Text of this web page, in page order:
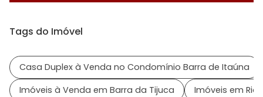
Tags do Imóvel
Casa Duplex à Venda no Condomínio Barra de Itaúna
Imóveis à Venda em Barra da Tijuca
Imóveis em Rio